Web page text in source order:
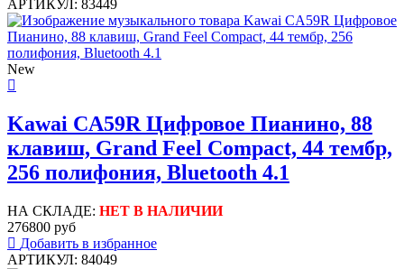
АРТИКУЛ: 83449
New
Kawai CA59R Цифровое Пианино, 88
клавиш, Grand Feel Compact, 44 тембр,
256 полифония, Bluetooth 4.1
НА СКЛАДЕ: НЕТ В НАЛИЧИИ
276800 руб
Добавить в избранное
АРТИКУЛ: 84049